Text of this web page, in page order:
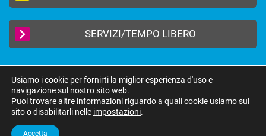
SERVIZI/TEMPO LIBERO
2019 © FEDERAZIONE AUTONOMA BANCARI ITALIANI –Privacy Policy|
Cookie Policy
8552275
Usiamo i cookie per fornirti la miglior esperienza d'uso e
navigazione sul nostro sito web.
Puoi trovare altre informazioni riguardo a quali cookie usiamo sul
sito o disabilitarli nelle impostazioni.
Accetta